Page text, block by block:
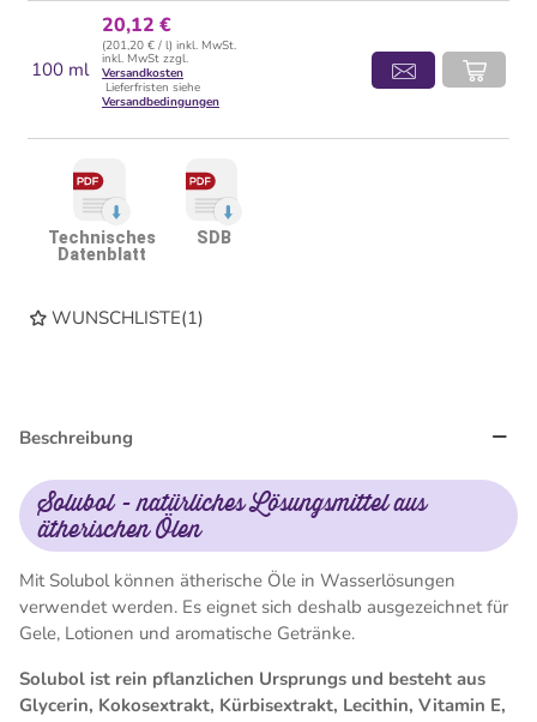
100 ml
20,12 €
(201,20 € / l) inkl. MwSt.
inkl. MwSt zzgl.
Versandkosten
Lieferfristen siehe
Versandbedingungen
Technisches
Datenblatt
SDB
WUNSCHLISTE(1)
Beschreibung
Solubol - natürliches Lösungsmittel aus
ätherischen Ölen
Mit Solubol können ätherische Öle in Wasserlösungen
verwendet werden. Es eignet sich deshalb ausgezeichnet für
Gele, Lotionen und aromatische Getränke.
Solubol ist rein pflanzlichen Ursprungs und besteht aus
Glycerin, Kokosextrakt, Kürbisextrakt, Lecithin, Vitamin E,